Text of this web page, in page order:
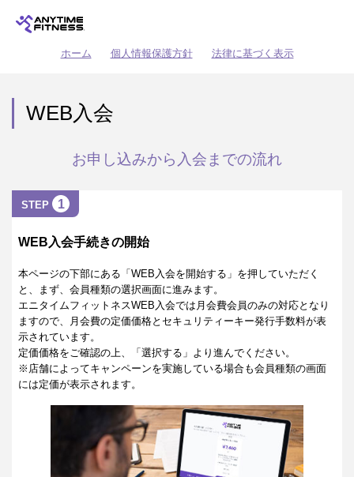
ホーム 個人情報保護方針 法律に基づく表示
WEB入会
お申し込みから入会までの流れ
STEP 1
WEB入会手続きの開始
本ページの下部にある「WEB入会を開始する」を押していただく
と、まず、会員種類の選択画面に進みます。
エニタイムフィットネスWEB入会では月会費会員のみの対応となり
ますので、月会費の定価価格とセキュリティーキー発行手数料が表
示されています。
定価価格をご確認の上、「選択する」より進んでください。
※店舗によってキャンペーンを実施している場合も会員種類の画面
には定価が表示されます。